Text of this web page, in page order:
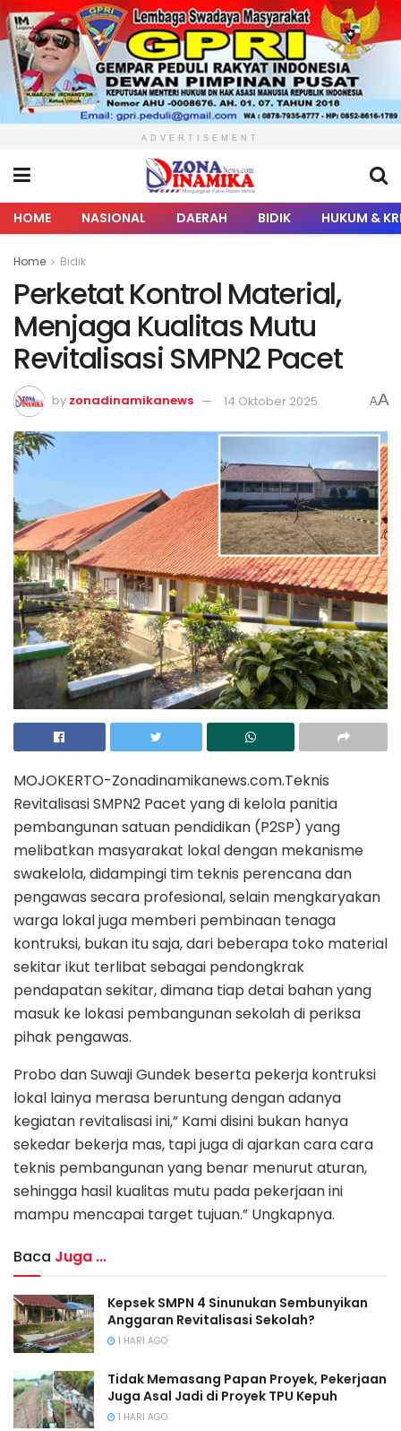
ADVERTISEMENT
HOME NASIONAL DAERAH BIDIK HUKUM &
Home Bidik
Perketat Kontrol Material,
Menjaga Kualitas Mutu
Revitalisasi SMPN2 Pacet
by zonadinamikanews 14 Oktober 2025 AA
MOJOKERTO-Zonadinamikanews.com.Teknis
Revitalisasi SMPN2 Pacet yang di kelola panitia
pembangunan satuan pendidikan (P2SP) yang
melibatkan masyarakat lokal dengan mekanisme
swakelola, didampingi tim teknis perencana dan
pengawas secara profesional, selain mengkaryakan
warga lokal juga memberi pembinaan tenaga
kontruksi, bukan itu saja, dari beberapa toko material
sekitar ikut terlibat sebagai pendongkrak
pendapatan sekitar, dimana tiap detai bahan yang
masuk ke lokasi pembangunan sekolah di periksa
pihak pengawas.
Probo dan Suwaji Gundek beserta pekerja kontruksi
lokal lainya merasa beruntung dengan adanya
kegiatan revitalisasi ini,” Kami disini bukan hanya
sekedar bekerja mas, tapi juga di ajarkan cara cara
teknis pembangunan yang benar menurut aturan,
sehingga hasil kualitas mutu pada pekerjaan ini
mampu mencapai target tujuan.” Ungkapnya.
Baca Juga ...
Kepsek SMPN 4 Sinunukan Sembunyikan
Anggaran Revitalisasi Sekolah?
1 HARI AGO
Tidak Memasang Papan Proyek, Pekerjaan
Juga Asal Jadi di Proyek TPU Kepuh
1 HARI AGO